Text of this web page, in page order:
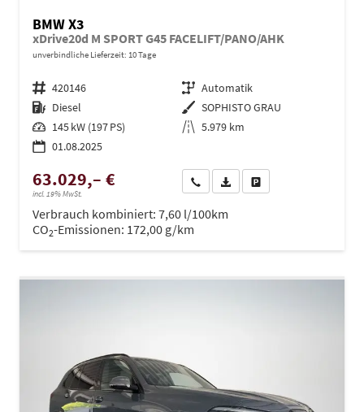
BMW X3
xDrive20d M SPORT G45 FACELIFT/PANO/AHK
unverbindliche Lieferzeit: 10 Tage
Fahrzeugnr. 420146 Getriebe Automatik
Kraftstoff Diesel Außenfarbe SOPHISTO GRAU
Leistung 145 kW (197 PS) Kilometerstand 5.979 km
01.08.2025
63.029,– €
incl. 19% MwSt.
Wir rufen Sie anPDF-Datei, Fahrzeugexposé
Verbrauch kombiniert: 7,60 l/100km
CO2-Emissionen: 172,00 g/km